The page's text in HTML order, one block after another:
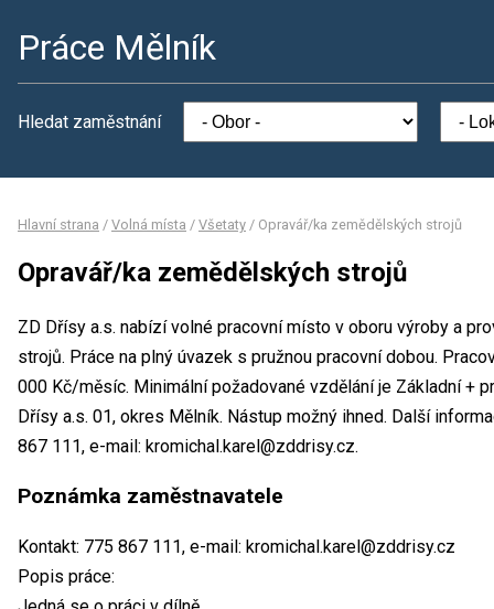
Práce Mělník
Hledat zaměstnání
Hlavní strana / Volná místa / Všetaty / Opravář/ka zemědělských strojů
Opravář/ka zemědělských strojů
ZD Dřísy a.s. nabízí volné pracovní místo v oboru výroby a
strojů. Práce na plný úvazek s pružnou pracovní dobou.
000 Kč/měsíc. Minimální požadované vzdělání je Základní +
Dřísy a.s. 01, okres Mělník. Nástup možný ihned. Další
867 111, e-mail: kromichal.karel@zddrisy.cz.
Poznámka zaměstnavatele
Kontakt: 775 867 111, e-mail: kromichal.karel@zddrisy.cz
Popis práce: